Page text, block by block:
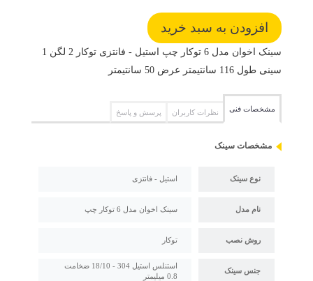
سینک اخوان مدل 6 توکار چپ استیل - فانتزی توکار 2 لگن 1
سینی طول 116 سانتیمتر عرض 50 سانتیمتر
مشخصات فنی نظرات کاربران پرسش و پاسخ
مشخصات سینک
نوع سینک استیل - فانتزی
نام مدل سینک اخوان مدل 6 توکار چپ
روش نصب توکار
جنس سینک
استنلس استیل 304 - 18/10 ضخامت
0.8 میلیمتر